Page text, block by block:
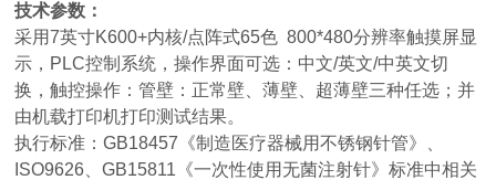
技术参数：
采用7英寸K600+内核/点阵式65色 800*480分辨率触摸屏显
示，PLC控制系统，操作界面可选：中文/英文/中英文切
换，触控操作：管壁：正常壁、薄壁、超薄壁三种任选；并
由机载打印机打印测试结果。
执行标准：GB18457《制造医疗器械用不锈钢针管》、
ISO9626、GB15811《一次性使用无菌注射针》标准中相关